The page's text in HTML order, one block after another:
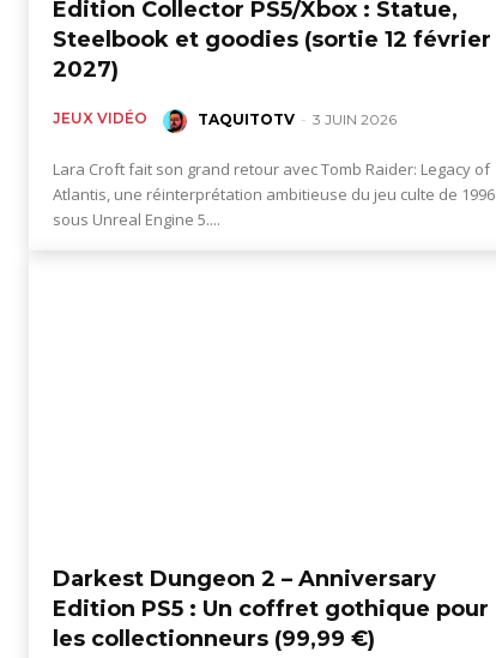
Édition Collector PS5/Xbox : Statue,
Steelbook et goodies (sortie 12 février
2027)
JEUX VIDÉO TAQUITOTV - 3 JUIN 2026
Lara Croft fait son grand retour avec Tomb Raider: Legacy of
Atlantis, une réinterprétation ambitieuse du jeu culte de 1996
sous Unreal Engine 5....
Darkest Dungeon 2 – Anniversary
Edition PS5 : Un coffret gothique pour
les collectionneurs (99,99 €)